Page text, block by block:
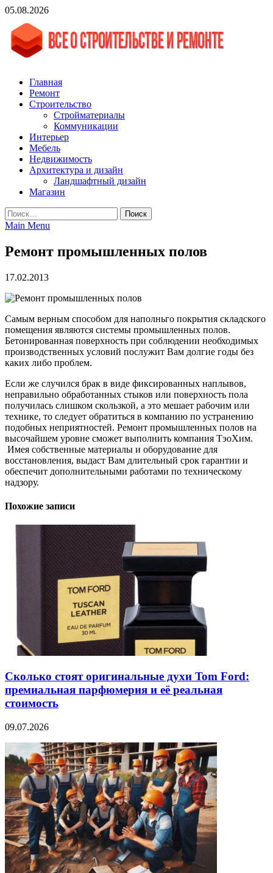
Skip
content
05.08.2026
vgasa.ru
Строительный журнал. Всё о строительстве и ремонтах
Главная
Ремонт
Строительство
Стройматериалы
Коммуникации
Интерьер
Мебель
Недвижимость
Архитектура и дизайн
Ландшафтный дизайн
Магазин
Найти:
Main Menu
Ремонт промышленных полов
17.02.2013
Самым верным способом для наполньго покрытия складского
помещения являются системы промышленных полов.
Бетонированная поверхность при соблюдении необходимых
производственных условий послужит Вам долгие годы без
каких либо проблем.
Если же случился брак в виде фиксированных наплывов,
неправильно обработанных стыков или поверхность пола
получилась слишком скользкой, а это мешает рабочим или
технике, то следует обратиться в компанию по устранению
подобных неприятностей. Ремонт промышленных полов на
высочайшем уровне сможет выполнить компания ТэоХим.
Имея собственные материалы и оборудование для
восстановления, выдаст Вам длительный срок гарантии и
обеспечит дополнительными работами по техническому
надзору.
Похожие записи
Сколько стоят оригинальные духи Tom Ford:
премиальная парфюмерия и её реальная
стоимость
09.07.2026